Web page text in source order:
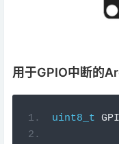
用于GPIO中断的
uint8_t